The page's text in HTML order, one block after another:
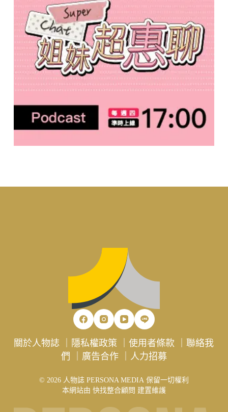
關於人物誌 隱私權政策 ｜使用者條款 ｜聯絡我
們
廣告合作｜ 人力招募
© 2026 人物誌 PERSONA MEDIA 保留一切權利
本網站由 快找整合顧問 建置維護